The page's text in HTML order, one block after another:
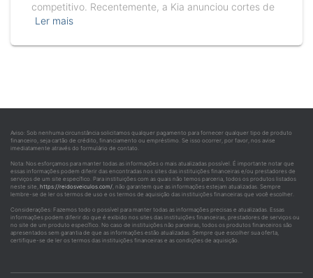
competitivo. Recentemente, a Kia anunciou cortes de
Ler mais
Aviso: Sob nenhuma circunstância solicitamos qualquer pagamento para fornecer qualquer tipo de produto
financeiro, seja cartão de crédito, financiamento ou empréstimo. Se isso ocorrer, por favor, nos avise
imediatamente através do formulário de contato.
Nota: Nos esforçamos para manter todas as informações o mais atualizadas possível. É importante notar que
essas informações podem diferir das encontradas nos sites das instituições financeiras e/ou prestadores de
serviços de um site específico. Para instituições com as quais não temos parceria, todos os produtos listados
neste site, https://reidosveiculos.com/, não garantem que as informações estejam atualizadas. Sempre
lembre-se de ler os termos de uso e os termos de aquisição das instituições financeiras que você escolher.
Considerações: Fazemos todo o possível para manter todas as informações precisas e atualizadas. Essas
informações podem diferir do que é exibido nos sites das instituições financeiras, prestadores de serviços ou
no site de um produto específico. No caso de instituições não parceiras, todos os produtos financeiros são
apresentados sem garantia de que as informações estão atualizadas. Sempre que escolher sua oferta,
certifique-se de ler os termos das instituições financeiras e as condições de aquisição.